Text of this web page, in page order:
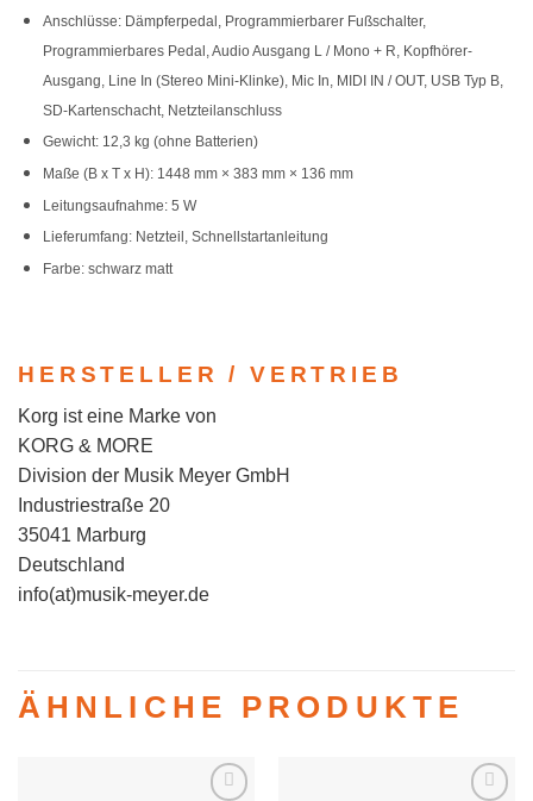
Anschlüsse: Dämpferpedal, Programmierbarer Fußschalter,
Programmierbares Pedal, Audio Ausgang L / Mono + R, Kopfhörer-
Ausgang, Line In (Stereo Mini-Klinke), Mic In, MIDI IN / OUT, USB Typ B,
SD-Kartenschacht, Netzteilanschluss
Gewicht: 12,3 kg (ohne Batterien)
Maße (B x T x H): 1448 mm × 383 mm × 136 mm
Leitungsaufnahme: 5 W
Lieferumfang: Netzteil, Schnellstartanleitung
Farbe: schwarz matt
HERSTELLER / VERTRIEB
Korg ist eine Marke von
KORG & MORE
Division der Musik Meyer GmbH
Industriestraße 20
35041 Marburg
Deutschland
info(at)musik-meyer.de
ÄHNLICHE PRODUKTE